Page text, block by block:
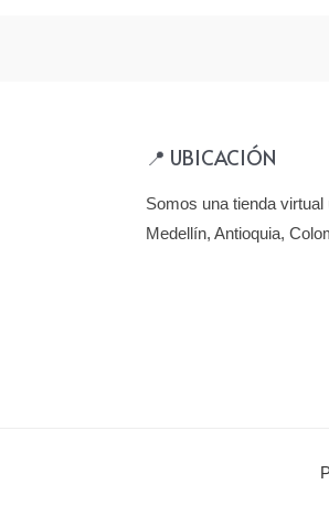
📍 UBICACIÓN
Somos una tienda virtual
Medellín, Antioquia,